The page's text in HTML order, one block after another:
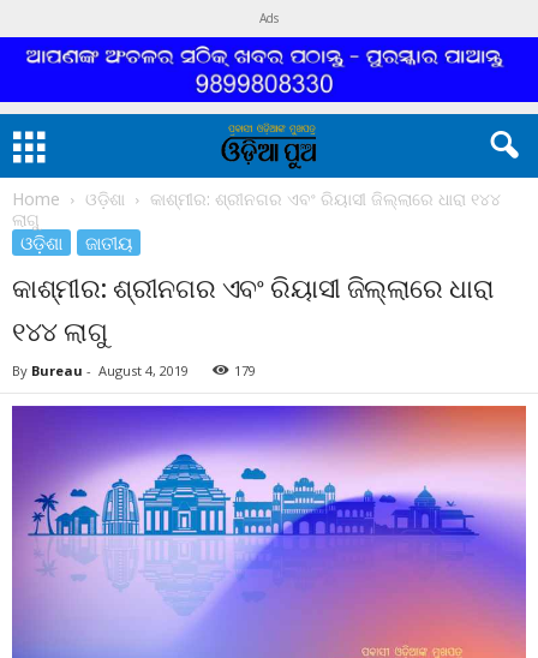
Ads
Home ଓଡ଼ିଶା
କାଶ୍ମୀର: ଶ୍ରୀନଗର ଏବଂ ରିୟାସୀ ଜିଲ୍ଲାରେ ଧାରା ୧୪୪
ଲାଗୁ
ଓଡ଼ିଶା ଜାତୀୟ
କାଶ୍ମୀର: ଶ୍ରୀନଗର ଏବଂ ରିୟାସୀ ଜିଲ୍ଲାରେ ଧାରା
୧୪୪ ଲାଗୁ
By Bureau - August 4, 2019 179